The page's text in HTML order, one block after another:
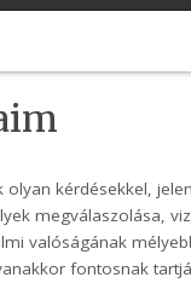
kérdésekkel,
megválaszolása,
valóságának
fontosnak